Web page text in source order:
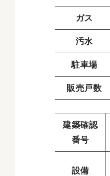
ガス
汚水
駐車場
販売戸数
建築確認
番号
設備